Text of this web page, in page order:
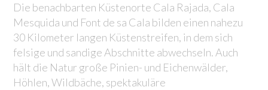
Die benachbarten Küstenorte Cala Rajada, Cala
Mesquida und Font de sa Cala bilden einen nahezu
30 Kilometer langen Küstenstreifen, in dem sich
felsige und sandige Abschnitte abwechseln. Auch
hält die Natur große Pinien- und Eichenwälder,
Höhlen, Wildbäche, spektakuläre